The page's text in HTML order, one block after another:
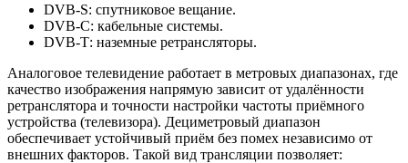
DVВ-S: спутниковое вещание.
DVВ-С: кабельные системы.
DVВ-Т: наземные ретрансляторы.
Аналоговое телевидение работает в метровых диапазонах, где
качество изображения напрямую зависит от удалённости
ретранслятора и точности настройки частоты приёмного
устройства (телевизора). Дециметровый диапазон
обеспечивает устойчивый приём без помех независимо от
внешних факторов. Такой вид трансляции позволяет: